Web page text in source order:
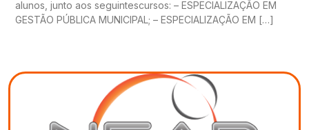
alunos, junto aos seguintescursos: – ESPECIALIZAÇÃO EM
GESTÃO PÚBLICA MUNICIPAL; – ESPECIALIZAÇÃO EM […]